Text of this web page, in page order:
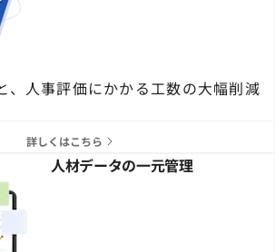
、人事評価にかかる工数の大幅削減
詳しくはこちら
人材データの一元管理